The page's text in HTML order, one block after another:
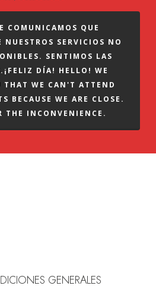
COMUNICAMOS QUE
NUESTROS SERVICIOS NO
SENTIMOS LAS
DÍA! HELLO! WE
THAT WE CAN'T ATTEND
BECAUSE WE ARE CLOSE.
THE INCONVENIENCE.
GENERALES